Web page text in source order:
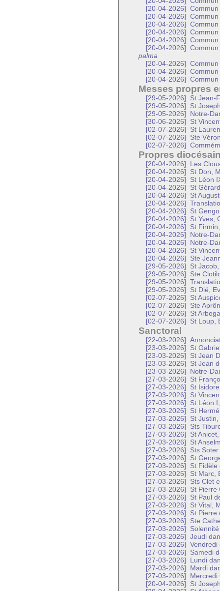
[20-04-2026]
[20-04-2026]
[20-04-2026]
[20-04-2026]
[20-04-2026]
Commun
[20-04-2026]
palma
[20-04-2026]
[20-04-2026]
[20-04-2026]
Messes propres
[29-05-2026]
St Jean-
[29-05-2026]
St
[29-05-2026]
Notre-
[30-06-2026]
St
[02-07-2026]
St
[02-07-2026]
Ste
[02-07-2026]
Propres
[20-04-2026]
Les
[20-04-2026]
St Don,
[20-04-2026]
St Léon
[20-04-2026]
St
[20-04-2026]
St
[20-04-2026]
[20-04-2026]
St
[20-04-2026]
St Yves,
[20-04-2026]
St
[20-04-2026]
Notre-
[20-04-2026]
Notre-
[20-04-2026]
St
[20-04-2026]
Ste
[29-05-2026]
St
[29-05-2026]
Ste
[29-05-2026]
[29-05-2026]
St Dié,
[02-07-2026]
St
[02-07-2026]
Ste
[02-07-2026]
St
[02-07-2026]
St Loup,
Sanctoral
[22-03-2026]
[23-03-2026]
St
[23-03-2026]
St Jean
[23-03-2026]
St Jean
[23-03-2026]
Notre-
[27-03-2026]
St
[27-03-2026]
St
[27-03-2026]
St
[27-03-2026]
St Léon
[27-03-2026]
St
[27-03-2026]
St
[27-03-2026]
Sts
[27-03-2026]
St
[27-03-2026]
St
[27-03-2026]
Sts
[27-03-2026]
St
[27-03-2026]
St Fidèle
[27-03-2026]
St Marc,
[27-03-2026]
Sts Clet
[27-03-2026]
St Pierre
[27-03-2026]
St Paul
[27-03-2026]
St Vital,
[27-03-2026]
St Pierre
[27-03-2026]
Ste
[27-03-2026]
[27-03-2026]
Jeudi
[27-03-2026]
Vendredi
[27-03-2026]
Samedi
[27-03-2026]
Lundi
[27-03-2026]
Mardi
[27-03-2026]
Mercredi
[20-04-2026]
St